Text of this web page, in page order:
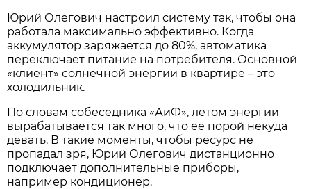
Юрий Олегович настроил систему так, чтобы она
работала максимально эффективно. Когда
аккумулятор заряжается до 80%, автоматика
переключает питание на потребителя. Основной
«клиент» солнечной энергии в квартире – это
холодильник.
По словам собеседника «АиФ», летом энергии
вырабатывается так много, что её порой некуда
девать. В такие моменты, чтобы ресурс не
пропадал зря, Юрий Олегович дистанционно
подключает дополнительные приборы,
например кондиционер.